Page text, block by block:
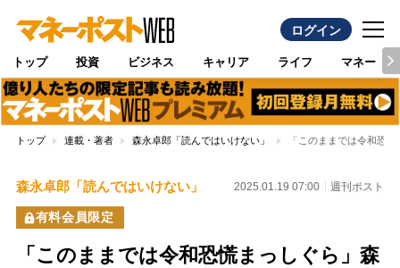
ログイン
トップ 投資 ビジネス キャリア ライフ マネー
トップ 連載・著者 森永卓郎「読んではいけない」 「このままでは令和恐
森永卓郎「読んではいけない」 2025.01.19 07:00 週刊ポスト
有料会員限定
「このままでは令和恐慌まっしぐら」森